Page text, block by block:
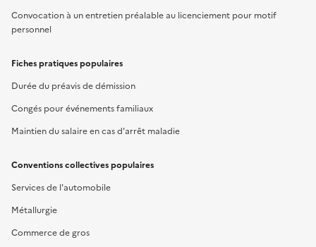
Convocation à un entretien préalable au licenciement pour motif
personnel
Fiches pratiques populaires
Durée du préavis de démission
Congés pour événements familiaux
Maintien du salaire en cas d'arrêt maladie
Conventions collectives populaires
Services de l'automobile
Métallurgie
Commerce de gros